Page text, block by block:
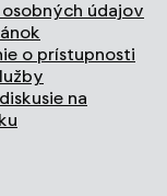
osobných údajov
o prístupnosti
na